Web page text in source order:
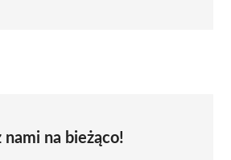
nami na bieżąco!